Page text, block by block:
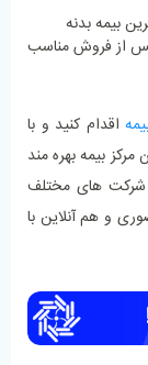
بیمه بدنه
پس از فروش مناسب
اقدام کنید و با
مرکز بیمه بهره ‌مند
شرکت ‌های مختلف
و هم آنلاین با